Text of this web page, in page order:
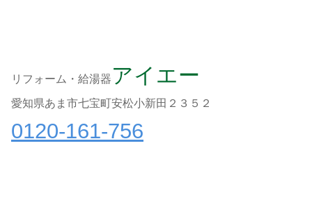
リフォーム・給湯器 アイエー
愛知県あま市七宝町安松小新田２３５２
0120-161-756